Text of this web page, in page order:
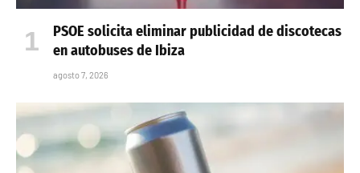
PSOE solicita eliminar publicidad de discotecas
en autobuses de Ibiza
agosto 7, 2026